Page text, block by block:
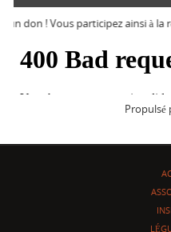
don ! Vous participez ainsi à la
Propulsé